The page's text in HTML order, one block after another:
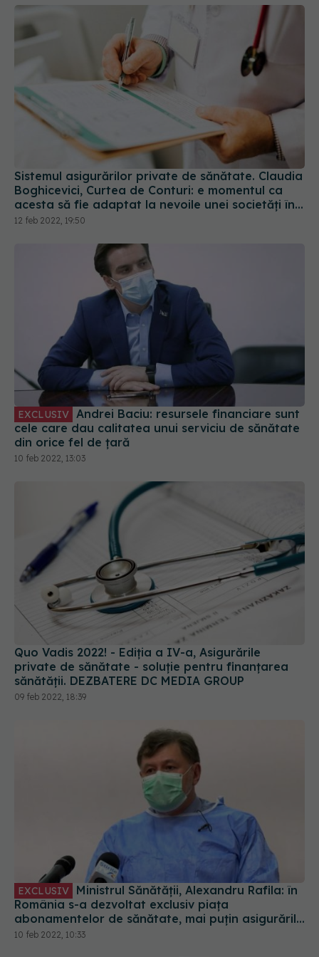
Sistemul asigurărilor private de sănătate. Claudia
Boghicevici, Curtea de Conturi: e momentul ca
acesta să fie adaptat la nevoile unei societăți în
dinamică
12 feb 2022, 19:50
EXCLUSIV
cele care dau calitatea unui serviciu de sănătate
din orice fel de țară
10 feb 2022, 13:03
Quo Vadis 2022! - Ediția a IV-a, Asigurările
private de sănătate - soluție pentru finanțarea
sănătății. DEZBATERE DC MEDIA GROUP
09 feb 2022, 18:39
EXCLUSIV
România s-a dezvoltat exclusiv piața
abonamentelor de sănătate, mai puțin asigurările
private
10 feb 2022, 10:33